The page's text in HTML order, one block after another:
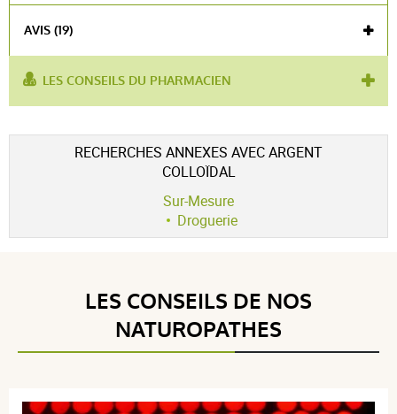
AVIS (19)
Voir l'attestation de confiance
Avis soumis à un contrôle
4.7 / 5
5 étoiles
15
3 étoiles
2 étoiles
0
LES CONSEILS DU PHARMACIEN
RECHERCHES ANNEXES AVEC ARGENT
COLLOÏDAL
Sur-Mesure
Droguerie
LES CONSEILS DE NOS
NATUROPATHES